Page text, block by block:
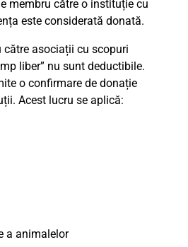
membru către o instituție cu
este considerată donată.
către asociații cu scopuri
liber” nu sunt deductibile.
o confirmare de donație
Acest lucru se aplică:
a animalelor